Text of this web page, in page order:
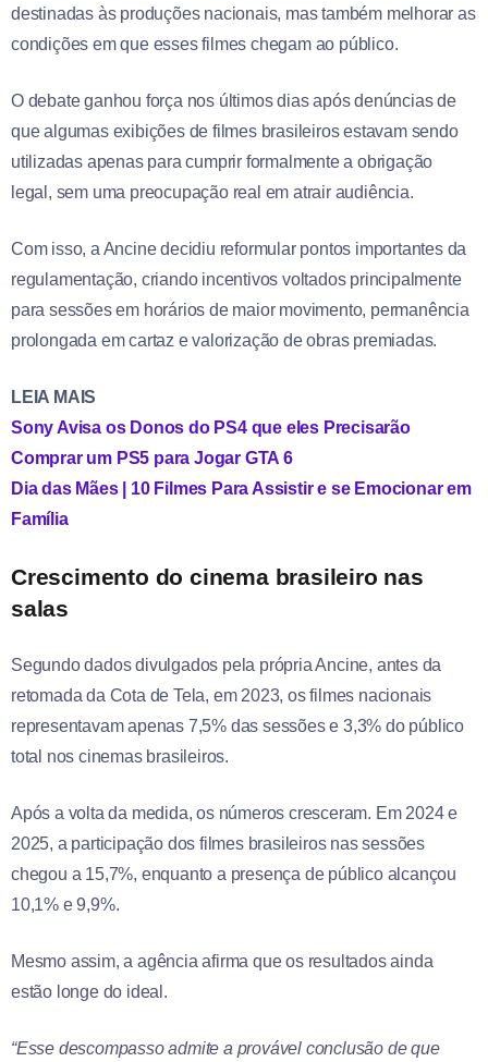
destinadas às produções nacionais, mas também melhorar as
condições em que esses filmes chegam ao público.
O debate ganhou força nos últimos dias após denúncias de
que algumas exibições de filmes brasileiros estavam sendo
utilizadas apenas para cumprir formalmente a obrigação
legal, sem uma preocupação real em atrair audiência.
Com isso, a Ancine decidiu reformular pontos importantes da
regulamentação, criando incentivos voltados principalmente
para sessões em horários de maior movimento, permanência
prolongada em cartaz e valorização de obras premiadas.
LEIA MAIS
Sony Avisa os Donos do PS4 que eles Precisarão
Comprar um PS5 para Jogar GTA 6
Dia das Mães | 10 Filmes Para Assistir e se Emocionar em
Família
Crescimento do cinema brasileiro nas
salas
Segundo dados divulgados pela própria Ancine, antes da
retomada da Cota de Tela, em 2023, os filmes nacionais
representavam apenas 7,5% das sessões e 3,3% do público
total nos cinemas brasileiros.
Após a volta da medida, os números cresceram. Em 2024 e
2025, a participação dos filmes brasileiros nas sessões
chegou a 15,7%, enquanto a presença de público alcançou
10,1% e 9,9%.
Mesmo assim, a agência afirma que os resultados ainda
estão longe do ideal.
“Esse descompasso admite a provável conclusão de que